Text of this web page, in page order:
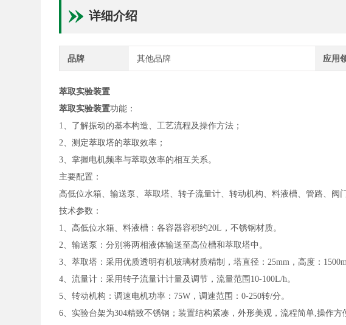
详细介绍
品牌 其他品牌 应用
萃取实验装置
萃取实验装置功能：
1、了解振动的基本构造、工艺流程及操作方法；
2、测定萃取塔的萃取效率；
3、掌握电机频率与萃取效率的相互关系。
主要配置：
高低位水箱、输送泵、萃取塔、转子流量计、转动机构、料液
技术参数：
1、高低位水箱、料液槽：各容器容积约20L，不锈钢材质。
2、输送泵：分别将两相液体输送至高位槽和萃取塔中。
3、萃取塔：采用优质透明有机玻璃材质精制，塔直径：25mm，高度：
4、流量计：采用转子流量计计量及调节，流量范围10-100L/h。
5、转动机构：调速电机功率：75W，调速范围：0-250转/分。
6、实验台架为304精致不锈钢；装置结构紧凑，外形美观，流程简单,操作方